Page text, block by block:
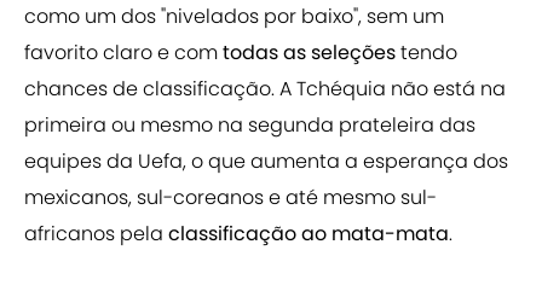
como um dos "nivelados por baixo", sem um
favorito claro e comtodas as seleçõestendo
chances de classificação. A Tchéquia não está na
primeira ou mesmo na segunda prateleira das
equipes da Uefa, o que aumenta a esperança dos
mexicanos, sul-coreanos e até mesmo sul-
africanos pela classificação ao mata-mata.